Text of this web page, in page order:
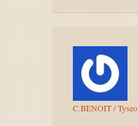
C.BENOIT / Tyseo